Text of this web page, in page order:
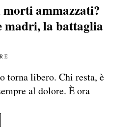
ammazzati?
madri, la battaglia
torna libero. Chi resta, è
al dolore. È ora